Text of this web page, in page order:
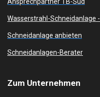
Wasserstrahl-Schneidanlage -
Schneidanlage anbieten
Schneidanlagen-Berater
Zum Unternehmen